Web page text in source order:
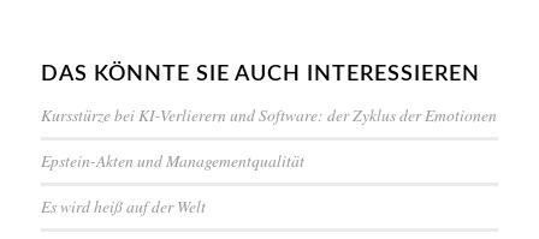
DAS KÖNNTE SIE AUCH INTERESSIEREN
Kursstürze bei KI-Verlierern und Software: der Zyklus der Emotionen
Epstein-Akten und Managementqualität
Es wird heiß auf der Welt